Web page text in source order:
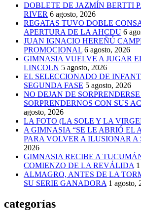
DOBLETE DE JAZMÍN BERTTI
RIVER 6 agosto, 2026
REGATAS TUVO DOBLE
APERTURA DE LA AHCDU 6
JUAN IGNACIO HEREÑÚ
PROMOCIONAL 6 agosto, 2026
GIMNASIA VUELVE A JUGAR
LINCOLN 5 agosto, 2026
EL SELECCIONADO DE
SEGUNDA FASE 5 agosto, 2026
NO DEJAN DE
SORPRENDERNOS CON SUS
agosto, 2026
LA FOTO (LA SOLE Y LA
A GIMNASIA “SE LE ABRIÓ EL
PARA VOLVER A ILUSIONAR A
2026
GIMNASIA RECIBE A
COMIENZO DE LA REVÁLIDA
ALMAGRO, ANTES DE LA
SU SERIE GANADORA 1 agosto,
categorías